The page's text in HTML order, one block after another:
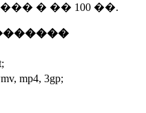
� �� 100 ��.
mp4, 3gp;